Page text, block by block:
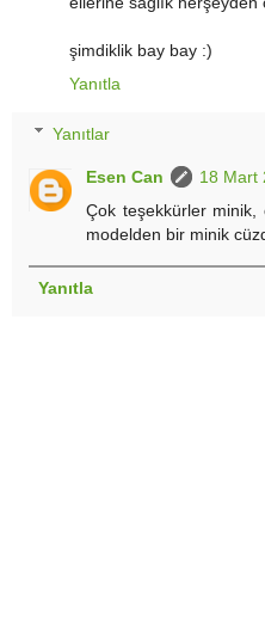
şimdiklik bay bay :)
Yanıtla
Yanıtlar
Esen Can
18 Mart
Çok teşekkürler
modelden bir minik
Yanıtla